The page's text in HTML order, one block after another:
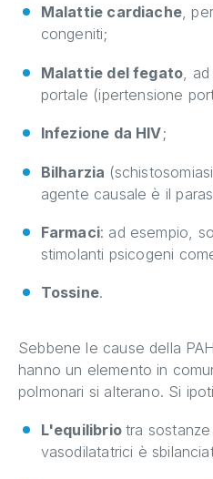
Malattie cardiache,
congeniti;
Malattie del fegato ,
portale (ipertensione
Infezione da HIV;
Bilharzia
agente causale è il
Farmaci: ad esempio,
stimolanti psicogeni
Tossine.
Sebbene le cause della
hanno un elemento in
polmonari si alterano. Si
L'equilibriotra
vasodilatatrici è